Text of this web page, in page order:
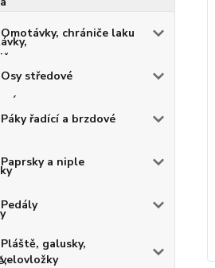
Omotávky, chrániče laku
Osy středové
Páky řadící a brzdové
Paprsky a niple
Pedály
Pláště, galusky,
velovložky